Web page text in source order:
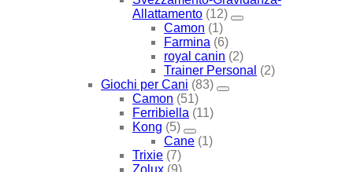
Allattamento (12)
Camon (1)
Farmina (6)
royal canin (2)
Trainer Personal (2)
Giochi per Cani (83)
Camon (51)
Ferribiella (11)
Kong (5)
Cane (1)
Trixie (7)
Zolux (9)